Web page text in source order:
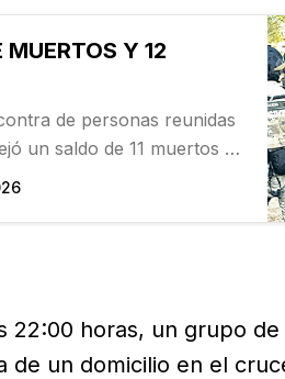
Y 12
de personas reunidas
un saldo de 11 muertos y
Guanajuato, de
22:00 horas, un grupo
de un domicilio en el